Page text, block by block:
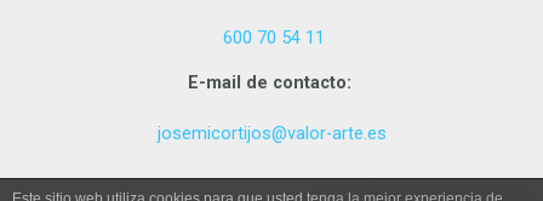
600 70 54 11
E-mail de contacto:
josemicortijos@valor-arte.es